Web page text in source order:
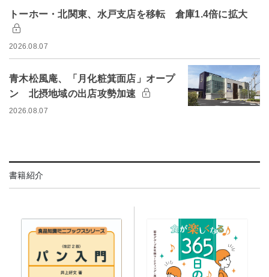
トーホー・北関東、水戸支店を移転 倉庫1.4倍に拡大
2026.08.07
青木松風庵、「月化粧箕面店」オープ
ン 北摂地域の出店攻勢加速
2026.08.07
書籍紹介